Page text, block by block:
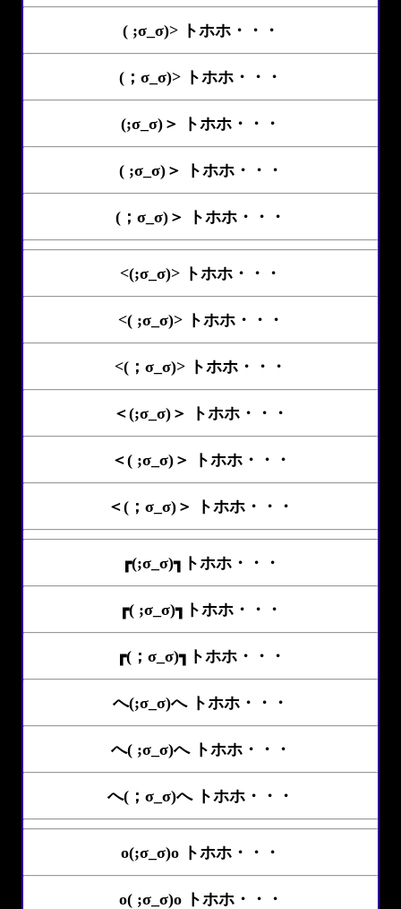
( ;σ_σ)> トホホ・・・
(；σ_σ)> トホホ・・・
(;σ_σ)＞ トホホ・・・
( ;σ_σ)＞ トホホ・・・
(；σ_σ)＞ トホホ・・・
<(;σ_σ)> トホホ・・・
<( ;σ_σ)> トホホ・・・
<(；σ_σ)> トホホ・・・
＜(;σ_σ)＞ トホホ・・・
＜( ;σ_σ)＞ トホホ・・・
＜(；σ_σ)＞ トホホ・・・
┏(;σ_σ)┓トホホ・・・
┏( ;σ_σ)┓トホホ・・・
┏(；σ_σ)┓トホホ・・・
へ(;σ_σ)へ トホホ・・・
へ( ;σ_σ)へ トホホ・・・
へ(；σ_σ)へ トホホ・・・
o(;σ_σ)o トホホ・・・
o( ;σ_σ)o トホホ・・・